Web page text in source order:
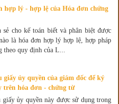
hợp lý - hợp lệ của Hóa đơn chứng
sẻ cho kế toán biết và phân biệt được
là hóa đơn hợp lý hợp lệ, hợp pháp
theo quy định của L...
giấy ủy quyền của giám đốc để ký
trên hóa đơn - chứng từ
giấy ủy quyền này được sử dụng trong